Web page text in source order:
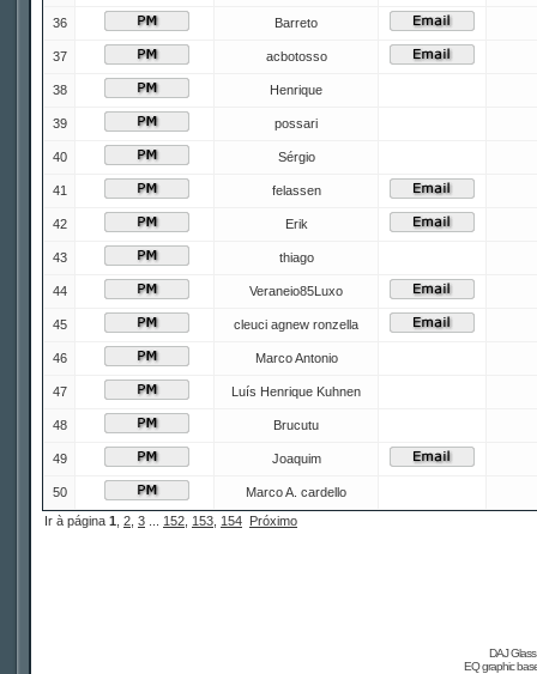
36 Barreto
37 acbotosso
38 Henrique
39 possari
40 Sérgio
41 felassen
42 Erik
43 thiago
44 Veraneio85Luxo
45 cleuci agnew ronzella
46 Marco Antonio
47 Luís Henrique Kuhnen
48 Brucutu
49 Joaquim
50
Marco A. cardello
Ir à página 1 2 3 152 153 154 Próximo
DAJ
EQ graphic